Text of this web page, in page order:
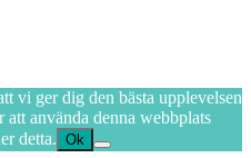
vi ger dig den bästa upplevelsen
använda denna webbplats
detta. Ok